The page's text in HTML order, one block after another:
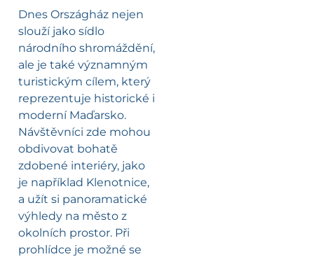
Dnes Országház nejen
slouží jako sídlo
národního shromáždění,
ale je také významným
turistickým cílem, který
reprezentuje historické i
moderní Maďarsko.
Návštěvníci zde mohou
obdivovat bohatě
zdobené interiéry, jako
je například Klenotnice,
a užít si panoramatické
výhledy na město z
okolních prostor. Při
prohlídce je možné se